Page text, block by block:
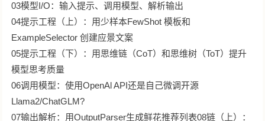
03模型I/O：输入提示、调用模型、解析输出
04提示工程（上）：用少样本FewShot 模板和
ExampleSelector 创建应景文案
05提示工程（下）：用思维链（CoT）和思维树（ToT）提升
模型思考质量
06调用模型：使用OpenAl API还是自己微调开源
Llama2/ChatGLM?
07输出解析：用OutputParser生成鲜花推荐列表08链（上）：